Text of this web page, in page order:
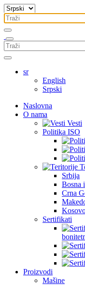
sr
English
Srpski
Naslovna
O nama
Vesti
Politika ISO
Srbija
Bosna
Crna
Sertifikati
Proizvodi
Mašine